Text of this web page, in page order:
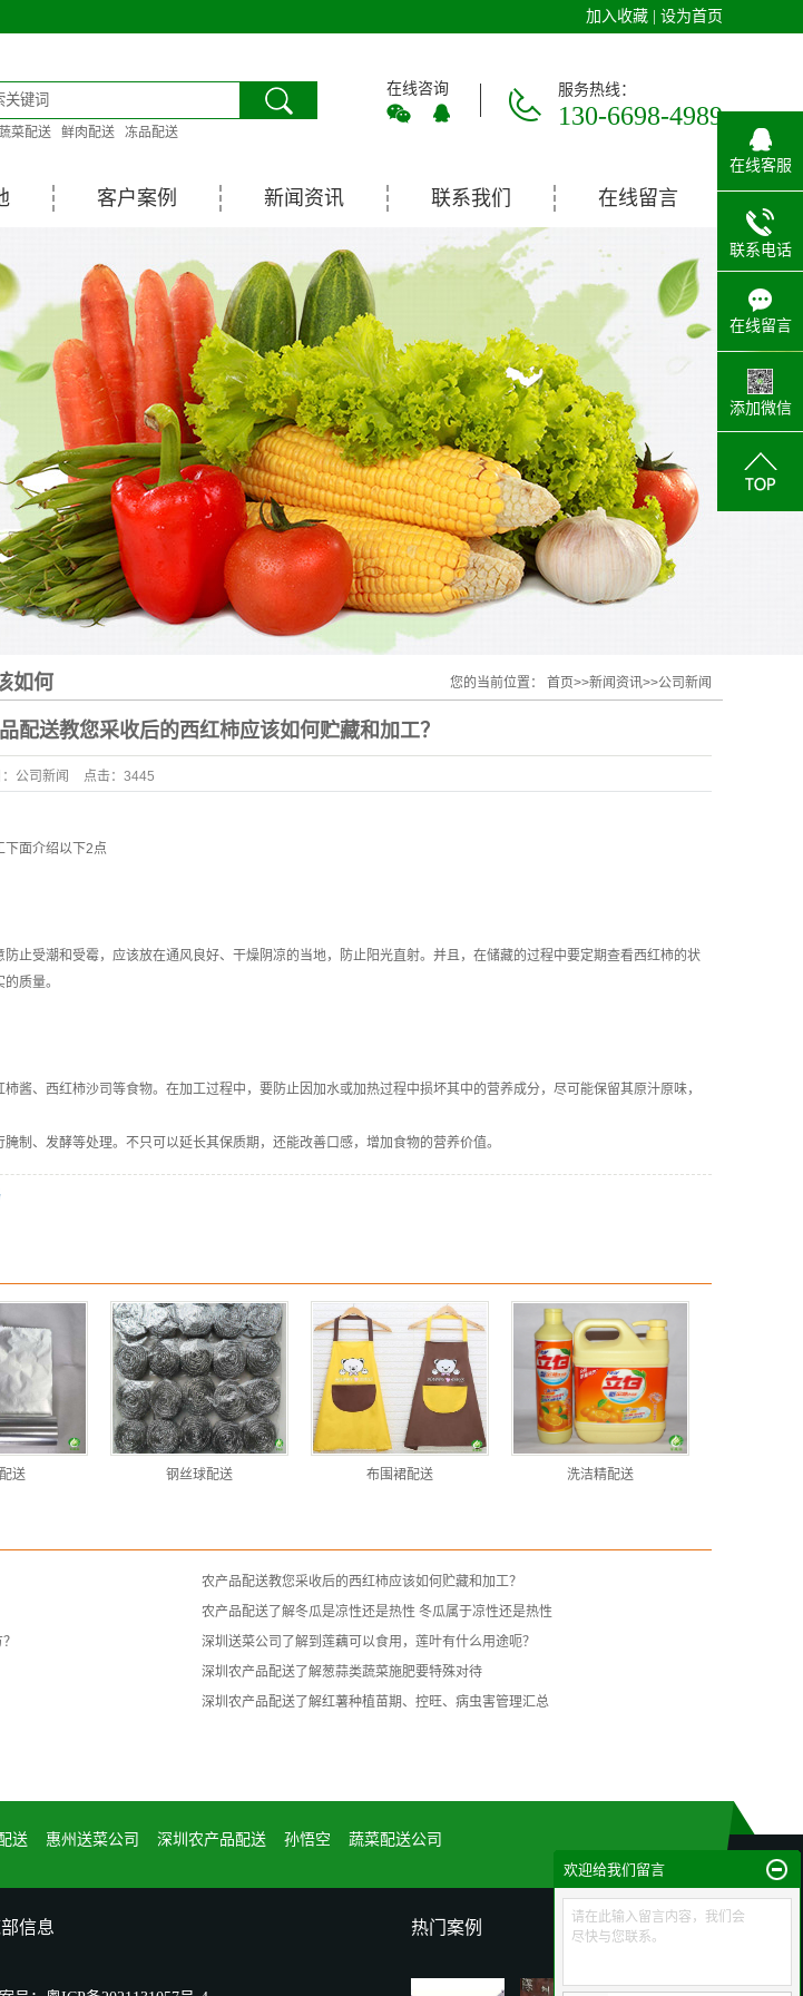
加入收藏 设为首页
在线咨询 服务热线：
130-6698-4989
菜配送 鲜肉配送 冻品配送
客户案例 新闻资讯 联系我们 在线留言
如何
您的当前位置： 首页>>新闻资讯>>公司新闻
配送教您采收后的西红柿应该如何贮藏和加工？
公司新闻 点击： 3445
下面介绍以下2点
止受潮和受霉，应该放在通风良好、干燥阴凉的当地，防止阳光直射。并且，在储藏的过程中要定期查看西红柿的状
质量。
酱、西红柿沙司等食物。在加工过程中，要防止因加水或加热过程中损坏其中的营养成分，尽可能保留其原汁原味，
制、发酵等处理。不只可以延长其保质期，还能改善口感，增加食物的营养价值。
送 钢丝球配送 布围裙配送 洗洁精配送
农产品配送教您采收后的西红柿应该如何贮藏和加工？
农产品配送了解冬瓜是凉性还是热性 冬瓜属于凉性还是热性
深圳送菜公司了解到莲藕可以食用，莲叶有什么用途呃？
深圳农产品配送了解葱蒜类蔬菜施肥要特殊对待
深圳农产品配送了解红薯种植苗期、控旺、病虫害管理汇总
送 惠州送菜公司 深圳农产品配送 孙悟空 蔬菜配送公司
信息 热门案例
在线客服
联系电话
在线留言
添加微信
欢迎给我们留言
请在此输入留言内容，我们会
尽快与您联系。